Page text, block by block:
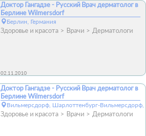
Доктор Гангадзе - Русский Врач дерматолог в
Берлине Wilmersdorf
Берлин, Германия
Здоровье и красота Врачи Дерматологи
02.11.2010
Доктор Гангадзе - Русский Врач дерматолог в
Берлине Wilmersdorf
Вильмерсдорф, Шарлоттенбург-Вильмерсдорф,
Здоровье и красота Врачи Дерматологи